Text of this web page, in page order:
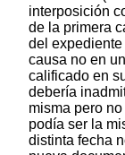
interposición
de la primera
del
causa no en
calificado en
debería
misma pero
podía ser la
distinta fecha